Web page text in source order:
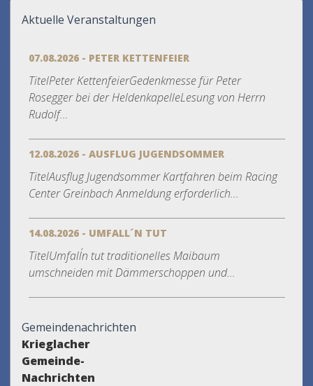
Aktuelle Veranstaltungen
07.08.2026 - PETER KETTENFEIER
TitelPeter KettenfeierGedenkmesse für Peter
Rosegger bei der HeldenkapelleLesung von Herrn
Rudolf...
12.08.2026 - AUSFLUG JUGENDSOMMER
TitelAusflug Jugendsommer Kartfahren beim Racing
Center Greinbach Anmeldung erforderlich...
14.08.2026 - UMFALL´N TUT
TitelUmfall´n tut traditionelles Maibaum
umschneiden mit Dämmerschoppen und...
Gemeindenachrichten
Krieglacher
Gemeinde-
Nachrichten